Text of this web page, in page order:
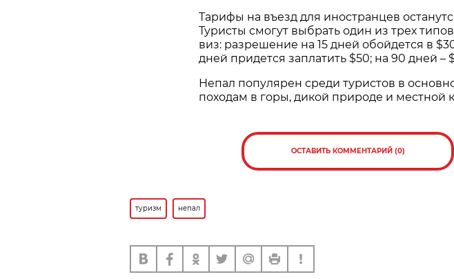
Тарифы на въезд для иностранцев
Туристы смогут выбрать один из трех
виз: разрешение на 15 дней обойдется в
дней придется заплатить $50; на 90 дней –
Непал популярен среди туристов в
походам в горы, дикой природе и местной
ОСТАВИТЬ КОММЕНТАРИЙ (0)
туризм непал